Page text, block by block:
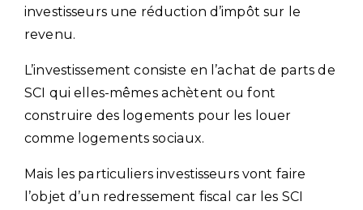
investisseurs une réduction d’impôt sur le
revenu.
L’investissement consiste en l’achat de parts de
SCI qui elles-mêmes achètent ou font
construire des logements pour les louer
comme logements sociaux.
Mais les particuliers investisseurs vont faire
l’objet d’un redressement fiscal car les SCI